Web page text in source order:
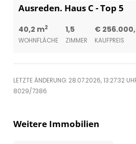
Ausreden. Haus C - Top 5
40,2 m2
WOHNFLÄCHE
1,5
ZIMMER
€
KAUFPREIS
LETZTE ÄNDERUNG: 28.07.2026, 13:27:32
8029/7386
Weitere Immobilien